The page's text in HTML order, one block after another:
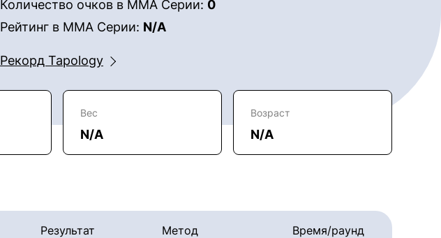
Количество очков в ММА Серии: 0
Рейтинг в ММА Серии: N/A
Рекорд Tapology
Вес
N/A
Возраст
N/A
Результат Метод Время/раунд